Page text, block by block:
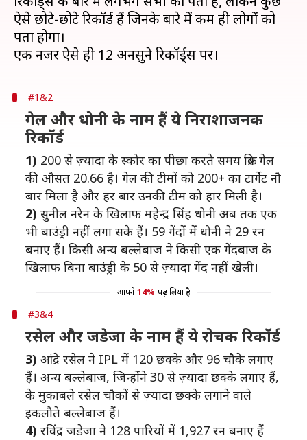
ऐसे छोटे-छोटे रिकॉर्ड हैं जिनके बारे में कम ही लोगों को
पता होगा।
#1&2
गेल और धोनी के नाम हैं ये निराशाजनक
रिकॉर्ड
1) 200 से ज़्यादा के स्कोर का पीछा करते समय क्रिस गेल
की औसत 20.66 है। गेल की टीमों को 200+ का टार्गेट नौ
बार मिला है और हर बार उनकी टीम को हार मिली है।
2) सुनील नरेन के खिलाफ महेन्द्र सिंह धोनी अब तक एक
भी बाउंड्री नहीं लगा सके हैं। 59 गेंदों में धोनी ने 29 रन
बनाए हैं। किसी अन्य बल्लेबाज ने किसी एक गेंदबाज के
खिलाफ बिना बाउंड्री के 50 से ज़्यादा गेंद नहीं खेली।
आपने 14% पढ़ लिया है
#3&4
रसेल और जडेजा के नाम हैं ये रोचक रिकॉर्ड
3) आंद्रे रसेल ने IPL में 120 छक्के और 96 चौके लगाए
हैं। अन्य बल्लेबाज, जिन्होंने 30 से ज़्यादा छक्के लगाए हैं,
के मुकाबले रसेल चौकों से ज़्यादा छक्के लगाने वाले
इकलौते बल्लेबाज हैं।
4) रविंद्र जडेजा ने 128 पारियों में 1,927 रन बनाए हैं